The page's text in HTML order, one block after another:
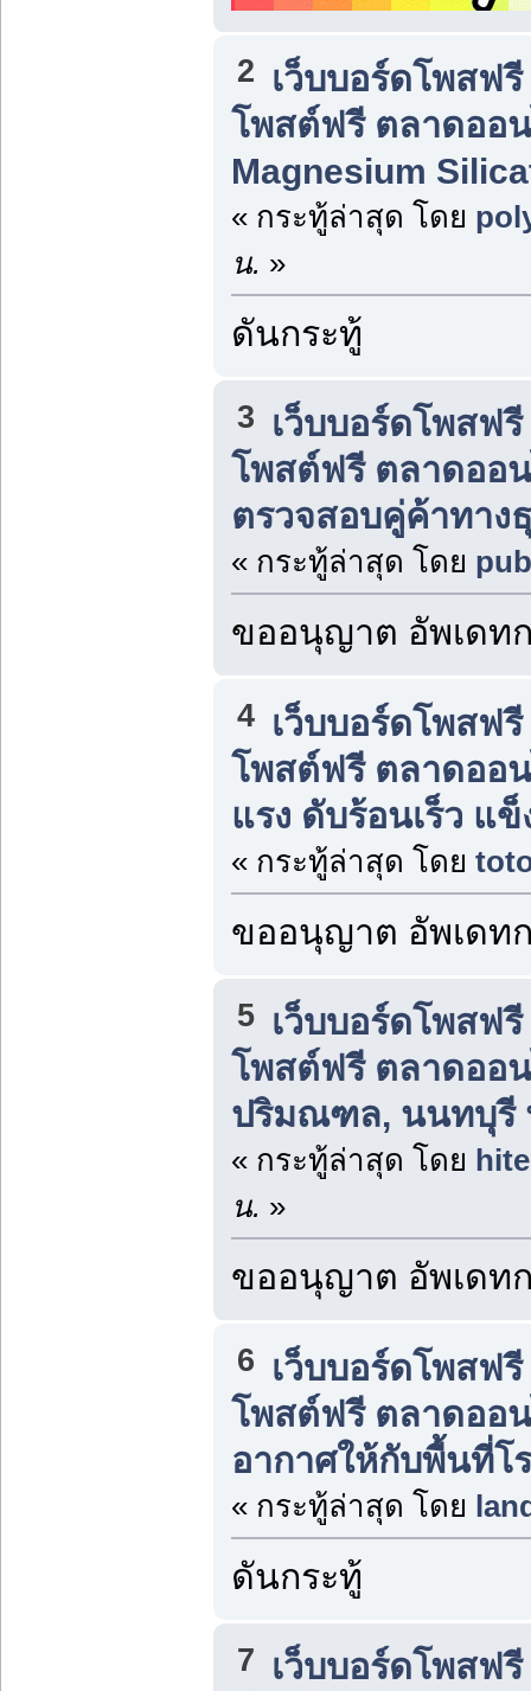
2 เว็บบอร์ดโพสฟ
โพสต์ฟรี ตลาดออ
Magnesium
« กระทู้ล่าสุด โดย
น. »
ดันกระทู้
3 เว็บบอร์ดโพสฟ
โพสต์ฟรี ตลาดออ
ตรวจสอบคู่ค้าทาง
« กระทู้ล่าสุด โดย
ขออนุญาต อัพเดท
4 เว็บบอร์ดโพสฟ
โพสต์ฟรี ตลาดออ
แรง ดับร้อนเร็ว แ
« กระทู้ล่าสุด โดย
ขออนุญาต อัพเดท
5 เว็บบอร์ดโพสฟ
โพสต์ฟรี ตลาดออ
ปริมณฑล, นนทบุรี
« กระทู้ล่าสุด โดย
น. »
ขออนุญาต อัพเดท
6 เว็บบอร์ดโพสฟ
โพสต์ฟรี ตลาดออ
อากาศให้กับพื้นที่โ
« กระทู้ล่าสุด โดย
ดันกระทู้
7 เว็บบอร์ดโพสฟ